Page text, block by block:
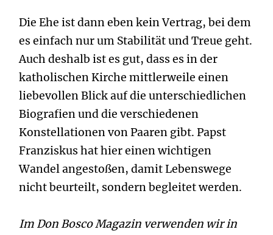
Die Ehe ist dann eben kein Vertrag, bei dem
es einfach nur um Stabilität und Treue geht.
Auch deshalb ist es gut, dass es in der
katholischen Kirche mittlerweile einen
liebevollen Blick auf die unterschiedlichen
Biografien und die verschiedenen
Konstellationen von Paaren gibt. Papst
Franziskus hat hier einen wichtigen
Wandel angestoßen, damit Lebenswege
nicht beurteilt, sondern begleitet werden.
Im Don Bosco Magazin verwenden wir in